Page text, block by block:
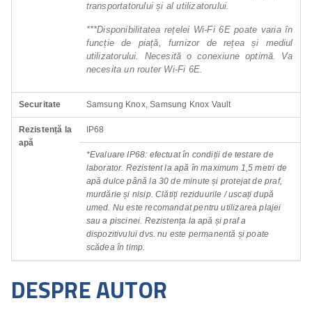
transportatorului și al utilizatorului.
***Disponibilitatea rețelei Wi-Fi 6E poate varia în
funcție de piață, furnizor de rețea și mediul
utilizatorului. Necesită o conexiune optimă. Va
necesita un router Wi-Fi 6E.
Securitate Samsung Knox, Samsung Knox Vault
Rezistență la
apă
IP68
*Evaluare IP68: efectuat în condiții de testare de
laborator. Rezistent la apă în maximum 1,5 metri de
apă dulce până la 30 de minute și protejat de praf,
murdărie și nisip. Clătiți reziduurile / uscați după
umed. Nu este recomandat pentru utilizarea plajei
sau a piscinei. Rezistența la apă și praf a
dispozitivului dvs. nu este permanentă și poate
scădea în timp.
DESPRE AUTOR